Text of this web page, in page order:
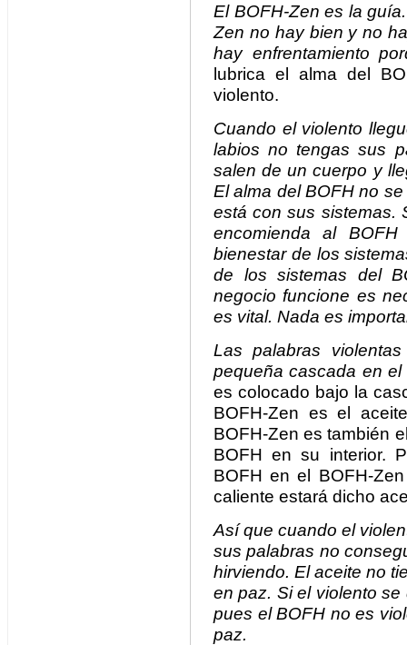
El BOFH-Zen es la
Zen no hay bien y no
hay enfrentamiento
lubrica el alma del
violento.
Cuando el violento
labios no tengas sus
salen de un cuerpo y
El alma del BOFH no
está con sus sistemas.
encomienda al
bienestar de los
de los sistemas del
negocio funcione es
es vital. Nada es
Las palabras
pequeña cascada en el
es colocado bajo la
BOFH-Zen es el
BOFH-Zen es también
BOFH en su interior.
BOFH en el BOFH-
caliente estará dicho
Así que cuando el
sus palabras no
hirviendo. El aceite no
en paz. Si el violento
pues el BOFH no es
paz.